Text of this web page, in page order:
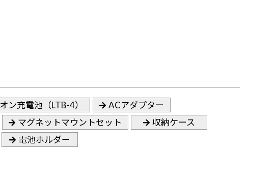
ン充電池（LTB-4）
ACアダプター
マグネットマウントセット
収納ケース
電池ホルダー